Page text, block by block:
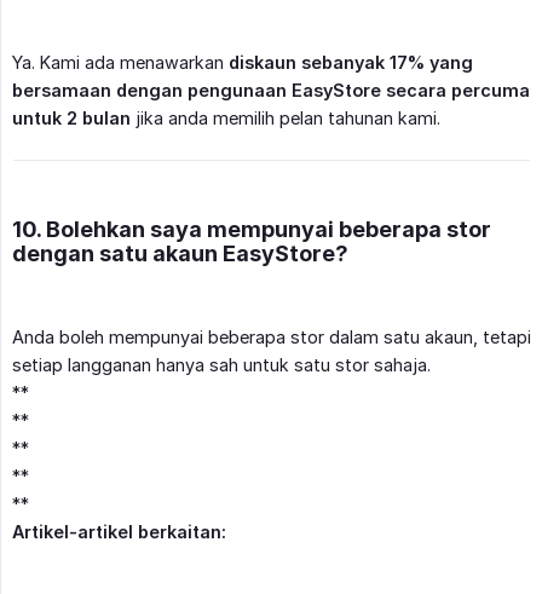
Ya. Kami ada menawarkan diskaun sebanyak 17% yang
bersamaan dengan pengunaan EasyStore secara percuma
untuk 2 bulan jika anda memilih pelan tahunan kami.
10. Bolehkan saya mempunyai beberapa stor
dengan satu akaun EasyStore?
Anda boleh mempunyai beberapa stor dalam satu akaun, tetapi
setiap langganan hanya sah untuk satu stor sahaja.
**
**
**
**
**
Artikel-artikel berkaitan: